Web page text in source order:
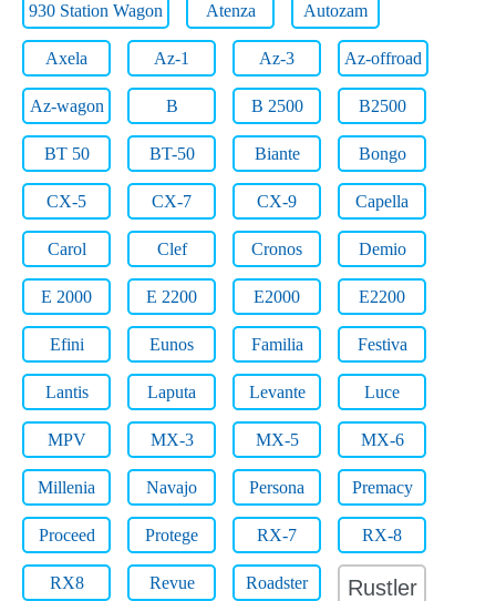
930 Station Wagon Atenza Autozam
Axela Az-1 Az-3 Az-offroad
Az-wagon B B 2500 B2500
BT 50 BT-50 Biante Bongo
CX-5 CX-7 CX-9 Capella
Carol Clef Cronos Demio
E 2000 E 2200 E2000 E2200
Efini Eunos Familia Festiva
Lantis Laputa Levante Luce
MPV MX-3 MX-5 MX-6
Millenia Navajo Persona Premacy
Proceed Protege RX-7 RX-8
RX8 Revue Roadster Rustler